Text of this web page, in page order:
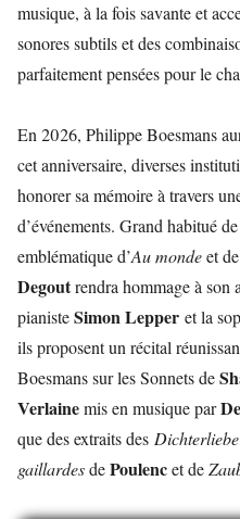
musique, à la fois savante et
sonores subtils et des
parfaitement pensées pour le
En 2026, Philippe Boesmans
cet anniversaire, diverses
honorer sa mémoire à travers
d’événements. Grand habitué
emblématique d’Au mondeet de
Degoutrendra hommage à son
pianisteSimon Lepper et la
ils proposent un récital
Boesmans sur les Sonnets de
Verlainemis en musique par
que des extraits des Dichterliebe
gaillardesdePoulencet de